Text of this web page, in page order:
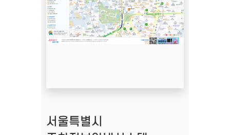
서울특별시